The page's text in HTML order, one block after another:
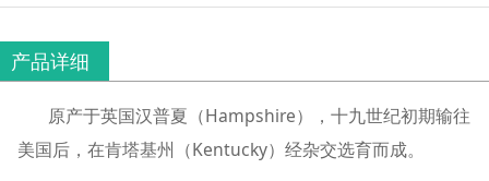
产品详细
原产于英国汉普夏（Hampshire），十九世纪初期输往
美国后，在肯塔基州（Kentucky）经杂交选育而成。